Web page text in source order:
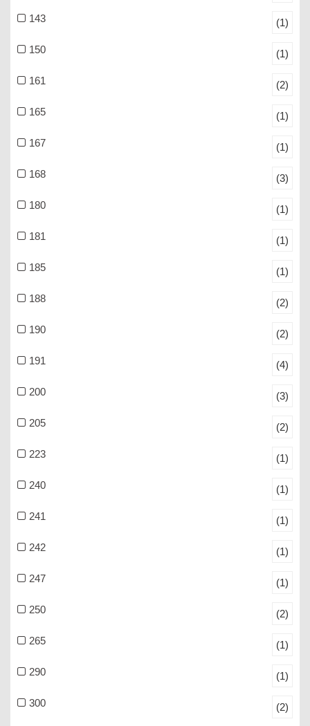
143 (1)
150 (1)
161 (2)
165 (1)
167 (1)
168 (3)
180 (1)
181 (1)
185 (1)
188 (2)
190 (2)
191 (4)
200 (3)
205 (2)
223 (1)
240 (1)
241 (1)
242 (1)
247 (1)
250 (2)
265 (1)
290 (1)
300 (2)